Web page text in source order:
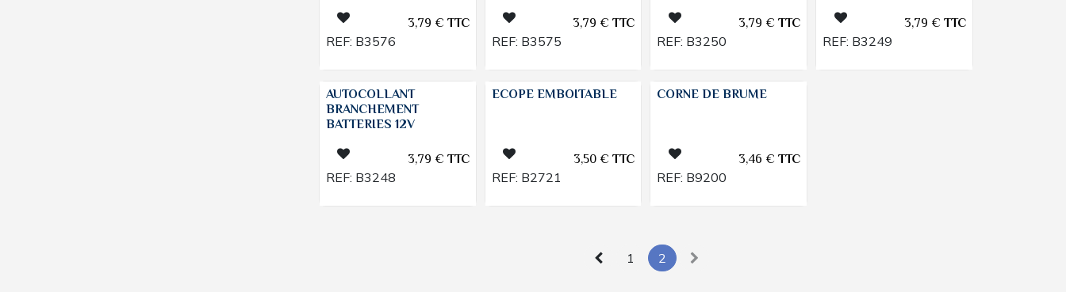
3,79 €TTC
REF: B3576
3,79 €TTC
REF: B3575
3,79 €TTC
REF: B3250
3,79 €TTC
REF: B3249
AUTOCOLLANT
BRANCHEMENT
BATTERIES 12V
3,79 €TTC
REF: B3248
ECOPE EMBOITABLE
3,50 €TTC
REF: B2721
CORNE DE BRUME
3,46 €TTC
REF: B9200
1 2